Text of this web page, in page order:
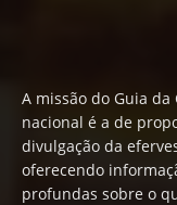
A missão do Guia
nacional é a de
divulgação da
oferecendo
profundas sobre o